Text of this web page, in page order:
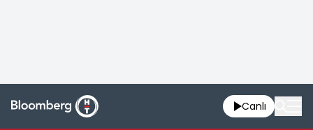
Canlı